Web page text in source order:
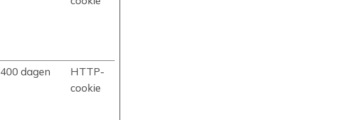
400 dagen
HTTP-
cookie